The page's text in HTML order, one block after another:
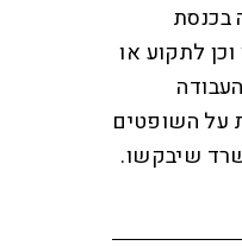
בכנסת
לתקוע או
על השופטים
שיבקשו.